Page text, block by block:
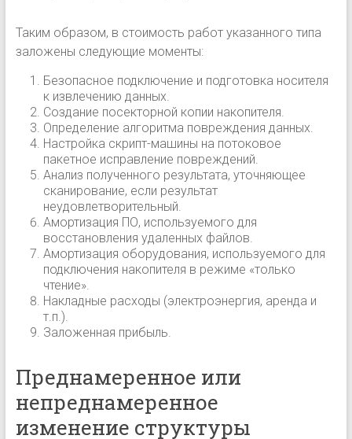
Таким образом, в стоимость работ указанного типа
заложены следующие моменты:
Безопасное подключение и подготовка носителя
к извлечению данных.
Создание посекторной копии накопителя.
Определение алгоритма повреждения данных.
Настройка скрипт-машины на потоковое
пакетное исправление повреждений.
Анализ полученного результата, уточняющее
сканирование, если результат
неудовлетворительный.
Амортизация ПО, используемого для
восстановления удаленных файлов.
Амортизация оборудования, используемого для
подключения накопителя в режиме «только
чтение».
Накладные расходы (электроэнергия, аренда и
т.п.).
Заложенная прибыль.
Преднамеренное или
непреднамеренное
изменение структуры